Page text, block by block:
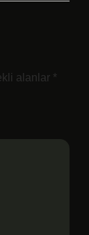
alanlar *